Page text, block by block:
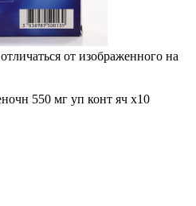
от изображенного на
550 мг уп конт яч x10